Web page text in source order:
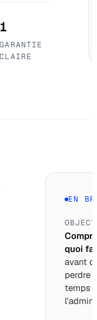
1
GARANTIE
CLAIRE
EN
quoi
avant
perdre
temps